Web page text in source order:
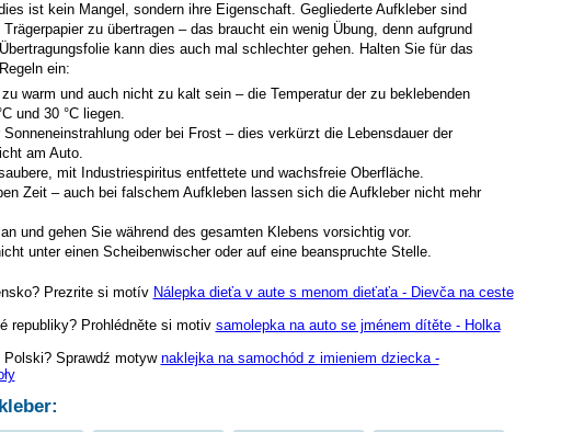
ist kein Mangel, sondern ihre Eigenschaft. Gegliederte Aufkleber sind
zu übertragen – das braucht ein wenig Übung, denn aufgrund
kann dies auch mal schlechter gehen. Halten Sie für das
ein:
warm und auch nicht zu kalt sein – die Temperatur der zu beklebenden
und 30 °C liegen.
oder bei Frost – dies verkürzt die Lebensdauer der
am Auto.
mit Industriespiritus entfettete und wachsfreie Oberfläche.
Zeit – auch bei falschem Aufkleben lassen sich die Aufkleber nicht mehr
und gehen Sie während des gesamten Klebens vorsichtig vor.
unter einen Scheibenwischer oder auf eine beanspruchte Stelle.
Prezrite si motív Nálepka dieťa v aute s menom dieťaťa - Dievča na ceste
republiky? Prohlédněte si motiv samolepka na auto se jménem dítěte - Holka
Sprawdź motyw naklejka na samochód z imieniem dziecka -